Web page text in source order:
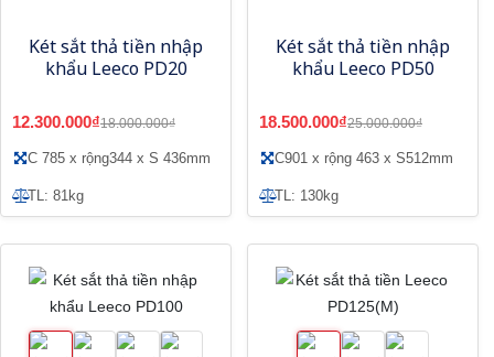
Két sắt thả tiền nhập
khẩu Leeco PD20
12.300.000₫18.000.000₫
C 785 x rộng344 x S 436mm
TL: 81kg
Két sắt thả tiền nhập
khẩu Leeco PD50
18.500.000₫25.000.000₫
C901 x rộng 463 x S512mm
TL: 130kg